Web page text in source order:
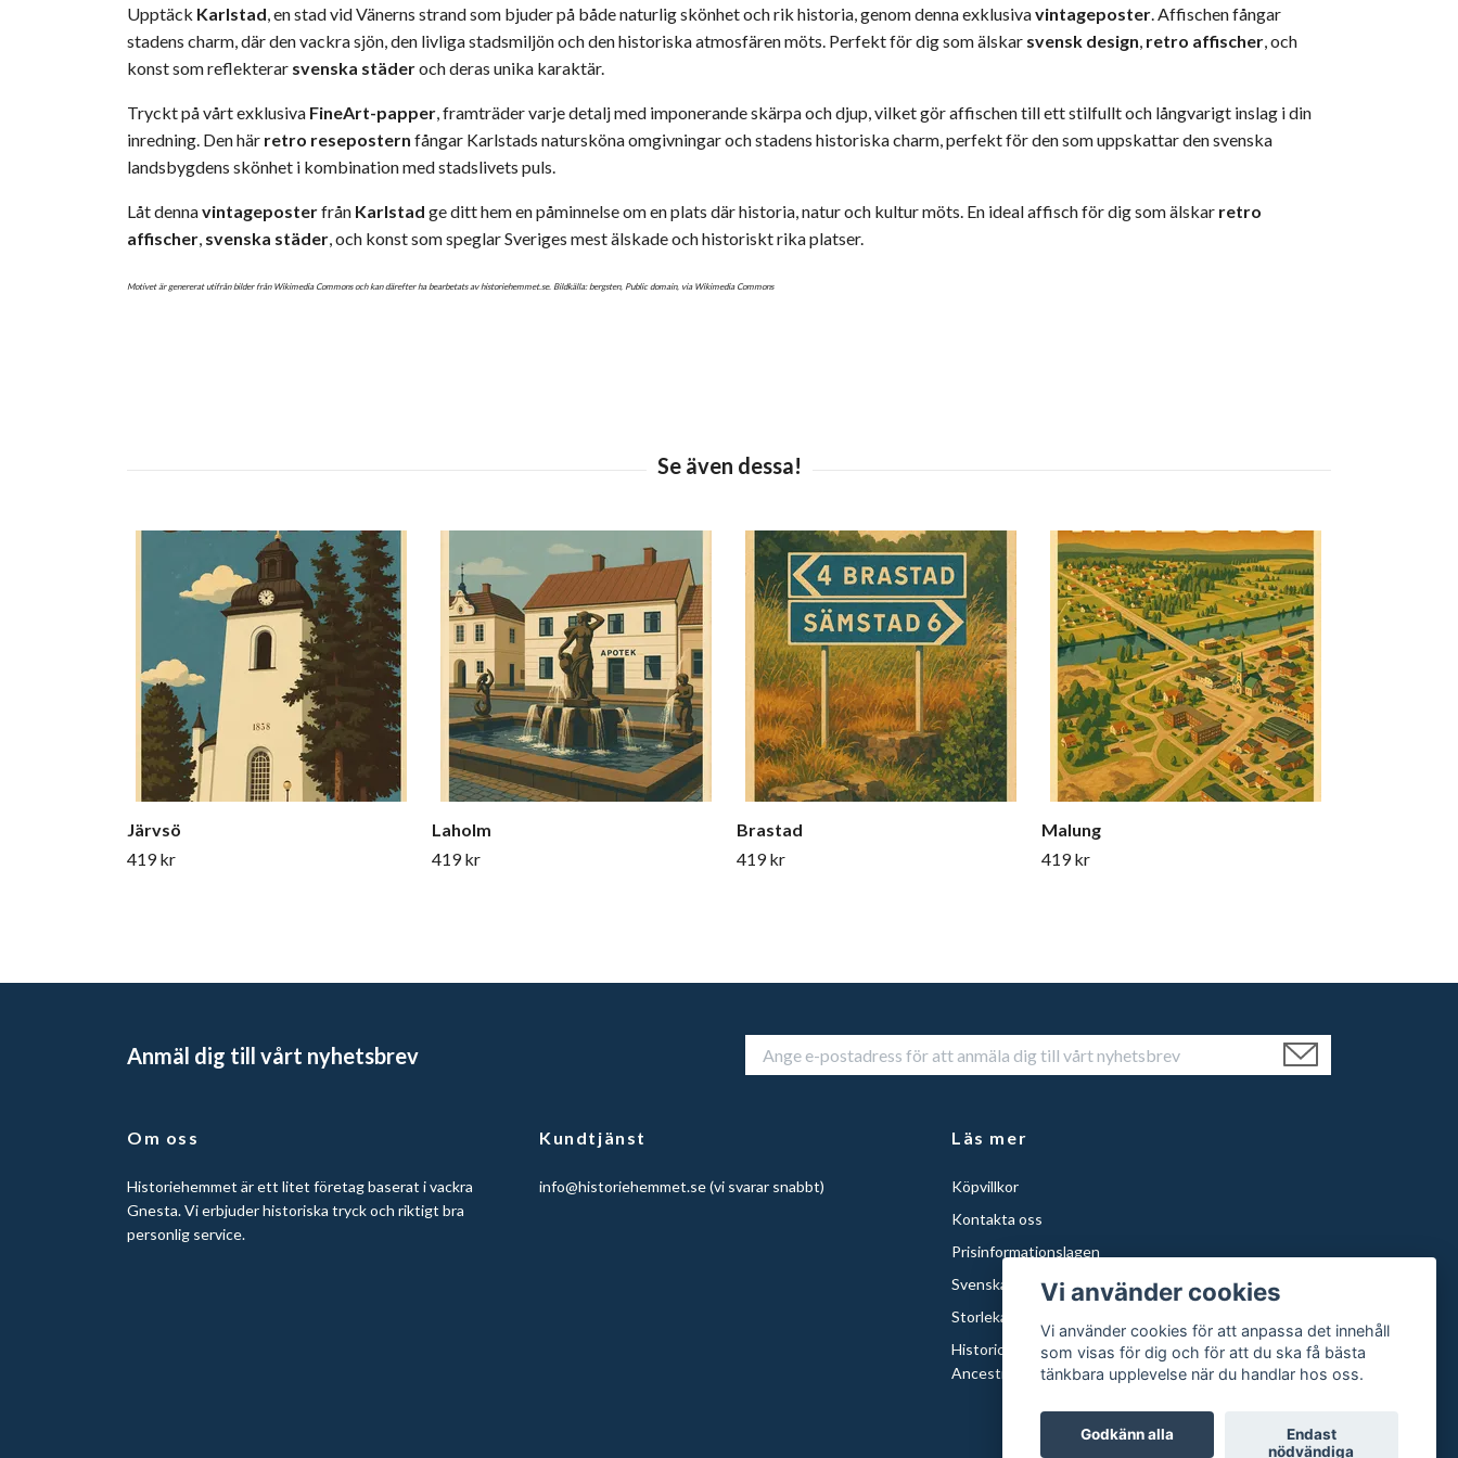
Upptäck Karlstad, en stad vid Vänerns strand som bjuder på både naturlig skönhet och rik historia, genom denna exklusivavintageposter. Affischen fångar
stadens charm, där den vackra sjön, den livliga stadsmiljön och den historiska atmosfären möts. Perfekt för dig som älskar svensk design, retro affischer, och
konst som reflekterar svenska städeroch deras unika karaktär.
Tryckt på vårt exklusiva FineArt-papper, framträder varje detalj med imponerande skärpa och djup, vilket gör affischen till ett stilfullt och långvarigt inslag i din
inredning. Den här retro resepostern fångar Karlstads natursköna omgivningar och stadens historiska charm, perfekt för den som uppskattar den svenska
landsbygdens skönhet i kombination med stadslivets puls.
Låt dennavintageposterfrån Karlstad ge ditt hem en påminnelse om en plats där historia, natur och kultur möts. En ideal affisch för dig som älskar retro
affischer, svenska städer, och konst som speglar Sveriges mest älskade och historiskt rika platser.
Motivet är genererat utifrån bilder från Wikimedia Commons och kan därefter ha bearbetats av historiehemmet.se. Bildkälla: bergsten, Public domain, via Wikimedia Commons
Järvsö
419 kr
Laholm
419 kr
Brastad
419 kr
Malung
419 kr
Anmäl dig till vårt nyhetsbrev
Om oss
Historiehemmet är ett litet företag baserat i vackra
Gnesta. Vi erbjuder historiska tryck och riktigt bra
personlig service.
Kundtjänst
info@historiehemmet.se(vi svarar snabbt)
Läs mer
Köpvillkor
Kontakta oss
Prisinformationslagen
Svenska Städer
Storlekar och papper
Historical Maps of Sweden for Americans with Swedish
Ancestry | Histor
Vi använder cookies
Vi använder cookies för att anpassa det innehåll
som visas för dig och för att du ska få bästa
tänkbara upplevelse när du handlar hos oss.
Godkänn alla
Endast
nödvändiga